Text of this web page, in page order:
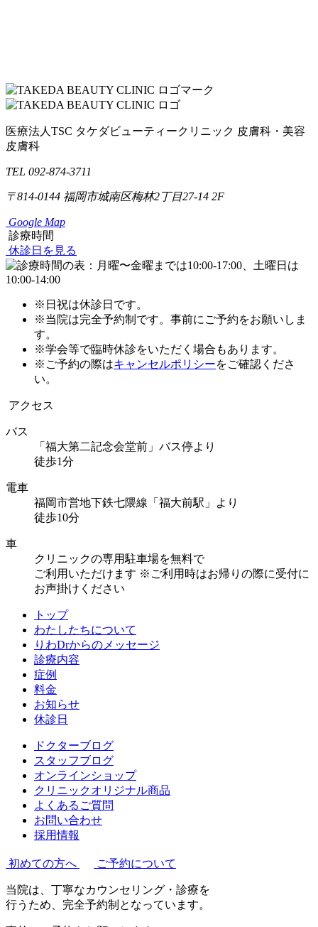
医療法人TSC タケダビューティークリニック 皮膚科・美容
皮膚科
TEL 092-874-3711
〒814-0144 福岡市城南区梅林2丁目27-14 2F
Google Map
診療時間
休診日を見る
※日祝は休診日です。
※当院は完全予約制です。事前にご予約をお願いしま
す。
※学会等で臨時休診をいただく場合もあります。
※ご予約の際はキャンセルポリシーをご確認くださ
い。
アクセス
バス
「福大第二記念会堂前」バス停より
徒歩1分
電車
福岡市営地下鉄七隈線「福大前駅」より
徒歩10分
車
クリニックの専用駐車場を無料で
ご利用いただけます ※ご利用時はお帰りの際に受付に
お声掛けください
トップ
わたしたちについて
りわDrからのメッセージ
診療内容
症例
料金
お知らせ
休診日
ドクターブログ
スタッフブログ
オンラインショップ
クリニックオリジナル商品
よくあるご質問
お問い合わせ
採用情報
初めての方へ ご予約について
当院は、丁寧なカウンセリング・診療を
行うため、完全予約制となっています。